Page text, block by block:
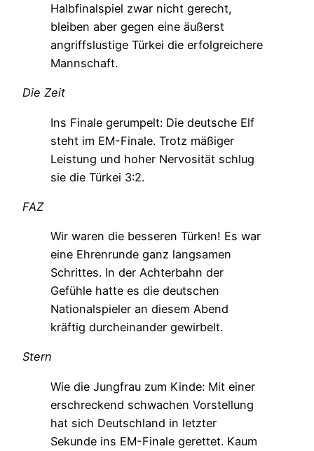
Halbfinalspiel zwar nicht gerecht,
bleiben aber gegen eine äußerst
angriffslustige Türkei die erfolgreichere
Mannschaft.
Die Zeit
Ins Finale gerumpelt: Die deutsche Elf
steht im EM-Finale. Trotz mäßiger
Leistung und hoher Nervosität schlug
sie die Türkei 3:2.
FAZ
Wir waren die besseren Türken! Es war
eine Ehrenrunde ganz langsamen
Schrittes. In der Achterbahn der
Gefühle hatte es die deutschen
Nationalspieler an diesem Abend
kräftig durcheinander gewirbelt.
Stern
Wie die Jungfrau zum Kinde: Mit einer
erschreckend schwachen Vorstellung
hat sich Deutschland in letzter
Sekunde ins EM-Finale gerettet. Kaum